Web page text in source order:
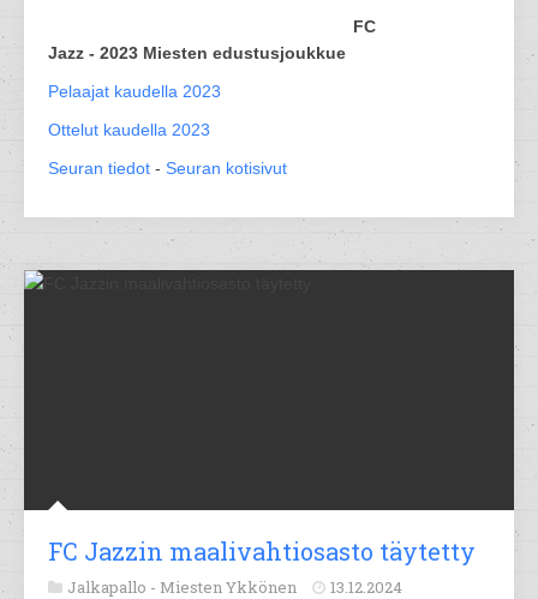
FC
Jazz - 2023 Miesten edustusjoukkue
Pelaajat kaudella 2023
Ottelut kaudella 2023
Seuran tiedot - Seuran kotisivut
FC Jazzin maalivahtiosasto täytetty
Jalkapallo - Miesten Ykkönen 13.12.2024